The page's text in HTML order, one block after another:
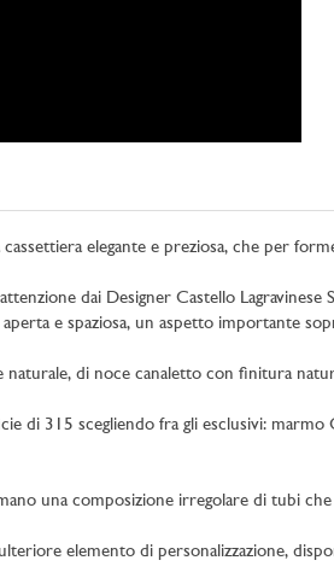
elegante e preziosa, che per
dai Designer Castello
e spaziosa, un aspetto importante
naturale, di noce canaletto con finitura
di 315 scegliendo fra gli esclusivi:
una composizione irregolare di tubi
elemento di personalizzazione,